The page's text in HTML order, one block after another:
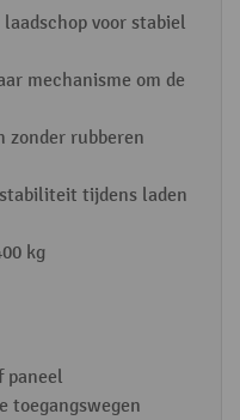
voor stabiel
mechanisme om de
zonder rubberen
tijdens laden
kg
paneel
toegangswegen